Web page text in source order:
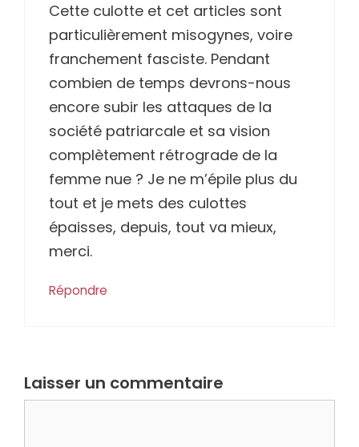
Cette culotte et cet articles sont
particulièrement misogynes, voire
franchement fasciste. Pendant
combien de temps devrons-nous
encore subir les attaques de la
société patriarcale et sa vision
complètement rétrograde de la
femme nue ? Je ne m’épile plus du
tout et je mets des culottes
épaisses, depuis, tout va mieux,
merci.
Répondre
Laisser un commentaire